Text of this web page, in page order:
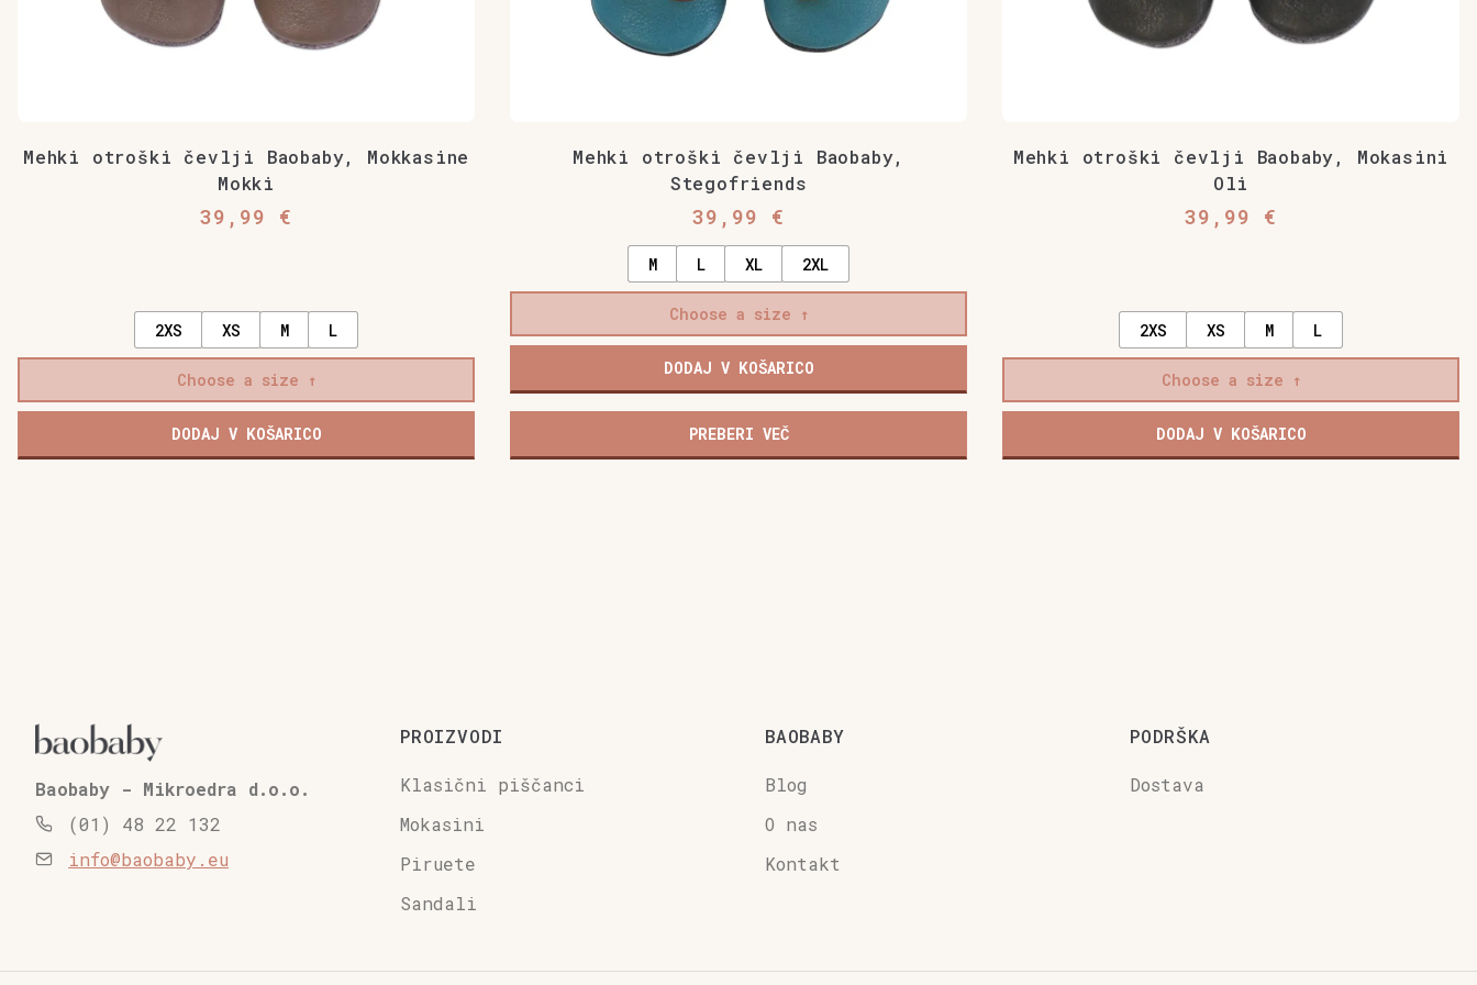
Mehki otroški čevlji Baobaby, Mokkasine
Mokki
39,99 €
2XS XS M L
Choose a size
DODAJ V KOŠARICO
Mehki otroški čevlji Baobaby,
Stegofriends
39,99 €
M L XL 2XL
Choose a size
DODAJ V KOŠARICO
PREBERI VEČ
Mehki otroški čevlji Baobaby, Mokasini
Oli
39,99 €
2XS XS M L
Choose a size
DODAJ V KOŠARICO
Baobaby - Mikroedra d.o.o.
(01) 48 22 132
info@baobaby.eu
PROIZVODI
Klasični piščanci
Mokasini
Piruete
Sandali
BAOBABY
Blog
O nas
Kontakt
PODRŠKA
Dostava